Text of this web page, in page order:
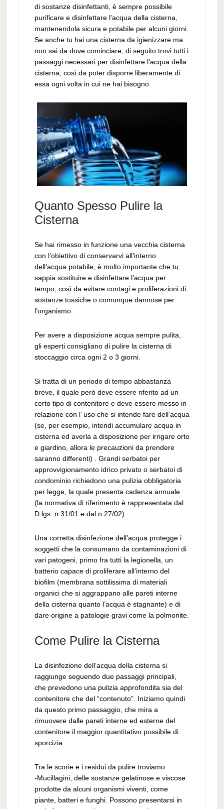
di sostanze disinfettanti, è sempre possibile
purificare e disinfettare l’acqua della cisterna,
mantenendola sicura e potabile per alcuni giorni.
Se anche tu hai una cisterna da igienizzare ma
non sai da dove cominciare, di seguito trovi tutti i
passaggi necessari per disinfettare l’acqua della
cisterna, così da poter disporre liberamente di
essa ogni volta in cui ne hai bisogno.
Quanto Spesso Pulire la
Cisterna
Se hai rimesso in funzione una vecchia cisterna
con l’obiettivo di conservarvi all’interno
dell’acqua potabile, è molto importante che tu
sappia sostituire e disinfettare l’acqua per
tempo, così da evitare contagi e proliferazioni di
sostanze tossiche o comunque dannose per
l’organismo.
Per avere a disposizione acqua sempre pulita,
gli esperti consigliano di pulire la cisterna di
stoccaggio circa ogni 2 o 3 giorni.
Si tratta di un periodo di tempo abbastanza
breve, il quale però deve essere riferito ad un
certo tipo di contenitore e deve essere messo in
relazione con l’ uso che si intende fare dell’acqua
(se, per esempio, intendi accumulare acqua in
cisterna ed averla a disposizione per irrigare orto
e giardino, allora le precauzioni da prendere
saranno differenti) . Grandi serbatoi per
approvvigionamento idrico privato o serbatoi di
condominio richiedono una pulizia obbligatoria
per legge, la quale presenta cadenza annuale
(la normativa di riferimento è rappresentata dal
D.lgs. n.31/01 e dal n.27/02).
Una corretta disinfezione dell’acqua protegge i
soggetti che la consumano da contaminazioni di
vari patogeni, primo fra tutti la legionella, un
batterio capace di proliferare all’interno del
biofilm (membrana sottilissima di materiali
organici che si aggrappano alle pareti interne
della cisterna quanto l’acqua è stagnante) e di
dare origine a patologie gravi come la polmonite.
Come Pulire la Cisterna
La disinfezione dell’acqua della cisterna si
raggiunge seguendo due passaggi principali,
che prevedono una pulizia approfondita sia del
contenitore che del “contenuto”. Iniziamo quindi
da questo primo passaggio, che mira a
rimuovere dalle pareti interne ed esterne del
contenitore il maggior quantitativo possibile di
sporcizia.
Tra le scorie e i residui da pulire troviamo
-Mucillagini, delle sostanze gelatinose e viscose
prodotte da alcuni organismi viventi, come
piante, batteri e funghi. Possono presentarsi in